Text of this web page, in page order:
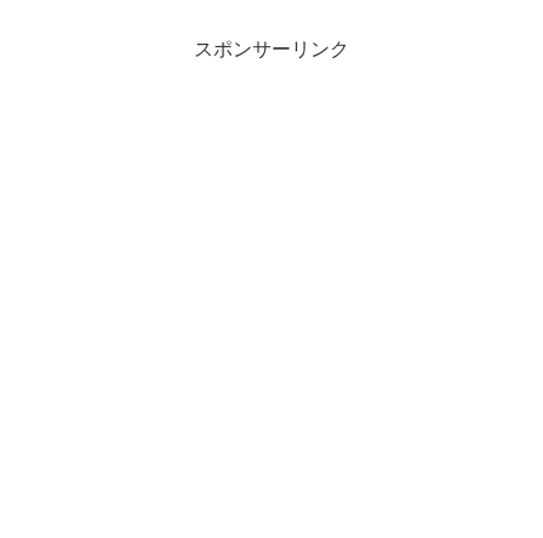
スポンサーリンク